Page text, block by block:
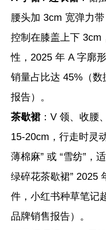
腰头加 3cm 宽弹力
控制在膝盖上下 3cm
性，2025 年 A 字廓
销量占比达 45%（数
报告）。
茶歇裙：V 领、收腰
15-20cm，行走时灵
薄棉麻” 或 “雪纺”，
绿碎花茶歇裙” 2025
件，小红书种草笔记
品牌销售报告）。